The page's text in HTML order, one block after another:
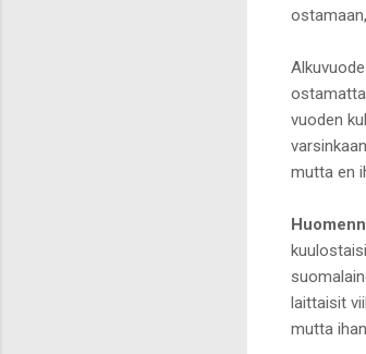
vuoden
mutta en
laittaisit
mutta